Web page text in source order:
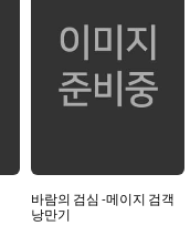
바람의 검심 -메이지 검객
낭만기